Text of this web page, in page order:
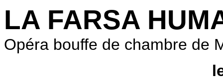
LA FARSA
Opéra bouffe de chambre de